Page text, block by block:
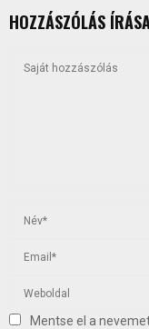
HOZZÁSZÓLÁS
Mentse el a